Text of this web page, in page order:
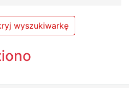
wyszukiwarkę